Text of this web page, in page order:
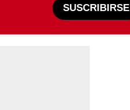
SUSCRIBIRSE